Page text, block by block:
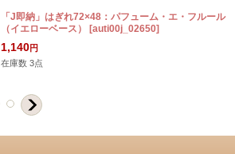
「J即納」はぎれ72×48：パフューム・エ・フルール
（イエローベース）
[auti00j_02650]
1,140円
在庫数 3点